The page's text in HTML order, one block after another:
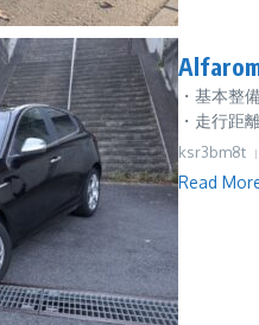
・基本整
・走行距
ksr3bm8t
Read